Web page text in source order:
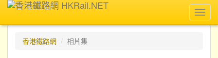
香港鐵路網
相片集